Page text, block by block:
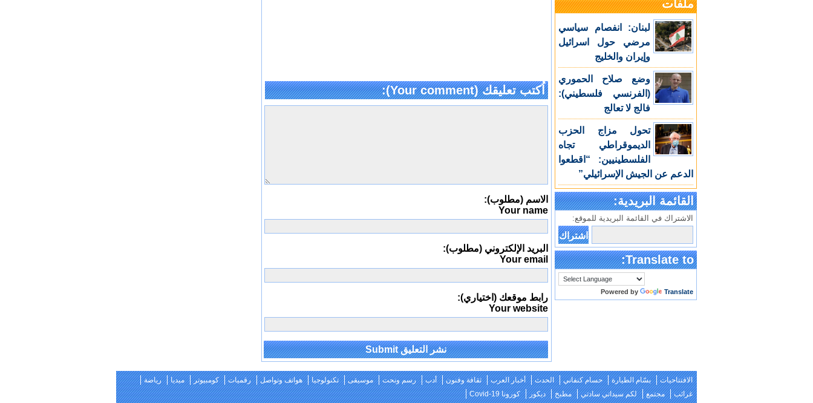
ملفات
لبنان: انفصام سياسي
مرضي حول اسرائيل
وإيران والخليج
وضع صلاح الحموري
(الفرنسي فلسطيني):
فالج لا تعالج
تحول مزاج الحزب
الديموقراطي تجاه
الفلسطينيين: “اقطعوا
الدعم عن الجيش الإسرائيلي”
القائمة البريدية:
الاشتراك في القائمة البريدية للموقع:
Translate to:
Powered by Translate
اُكتب تعليقك (Your comment):
الاسم (مطلوب):
Your name
البريد الإلكتروني (مطلوب):
Your email
رابط موقعك (اختياري):
Your website
Alternative:
الافتتاحيات بسّام الطيارة حسام كنفاني الحدث أخبار العرب ثقافة وفنون أدب رسم ونحت موسيقى تكنولوجيا هواتف وتواصل رقميات كومبيوتر ميديا
رياضة
غرائب
مجتمع لكم سيداتي سادتي مطبخ ديكور كورونا Covid-19